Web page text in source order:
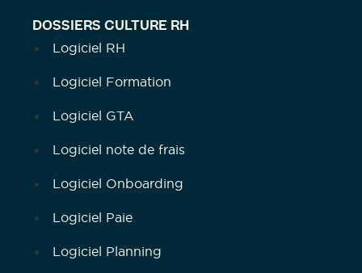
DOSSIERS CULTURE RH
Logiciel RH
Logiciel Formation
Logiciel GTA
Logiciel note de frais
Logiciel Onboarding
Logiciel Paie
Logiciel Planning